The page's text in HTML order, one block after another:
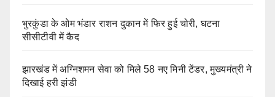
भुरकुंडा के ओम भंडार राशन दुकान में फिर हुई चोरी, घटना
सीसीटीवी में कैद
झारखंड में अग्निशमन सेवा को मिले 58 नए मिनी टेंडर, मुख्यमंत्री ने
दिखाई हरी झंडी